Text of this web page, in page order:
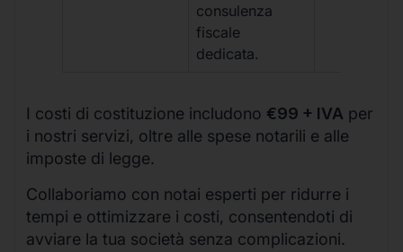
consulenza
fiscale
dedicata.
I costi di costituzione includono €99 + IVA per
i nostri servizi, oltre alle spese notarili e alle
imposte di legge.
Collaboriamo con notai esperti per ridurre i
tempi e ottimizzare i costi, consentendoti di
avviare la tua società senza complicazioni.